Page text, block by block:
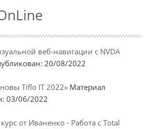
веб-навигации с NVDA
20/08/2022
Tiflo IT 2022» Материал
03/06/2022
от Иваненко - Работа с Total